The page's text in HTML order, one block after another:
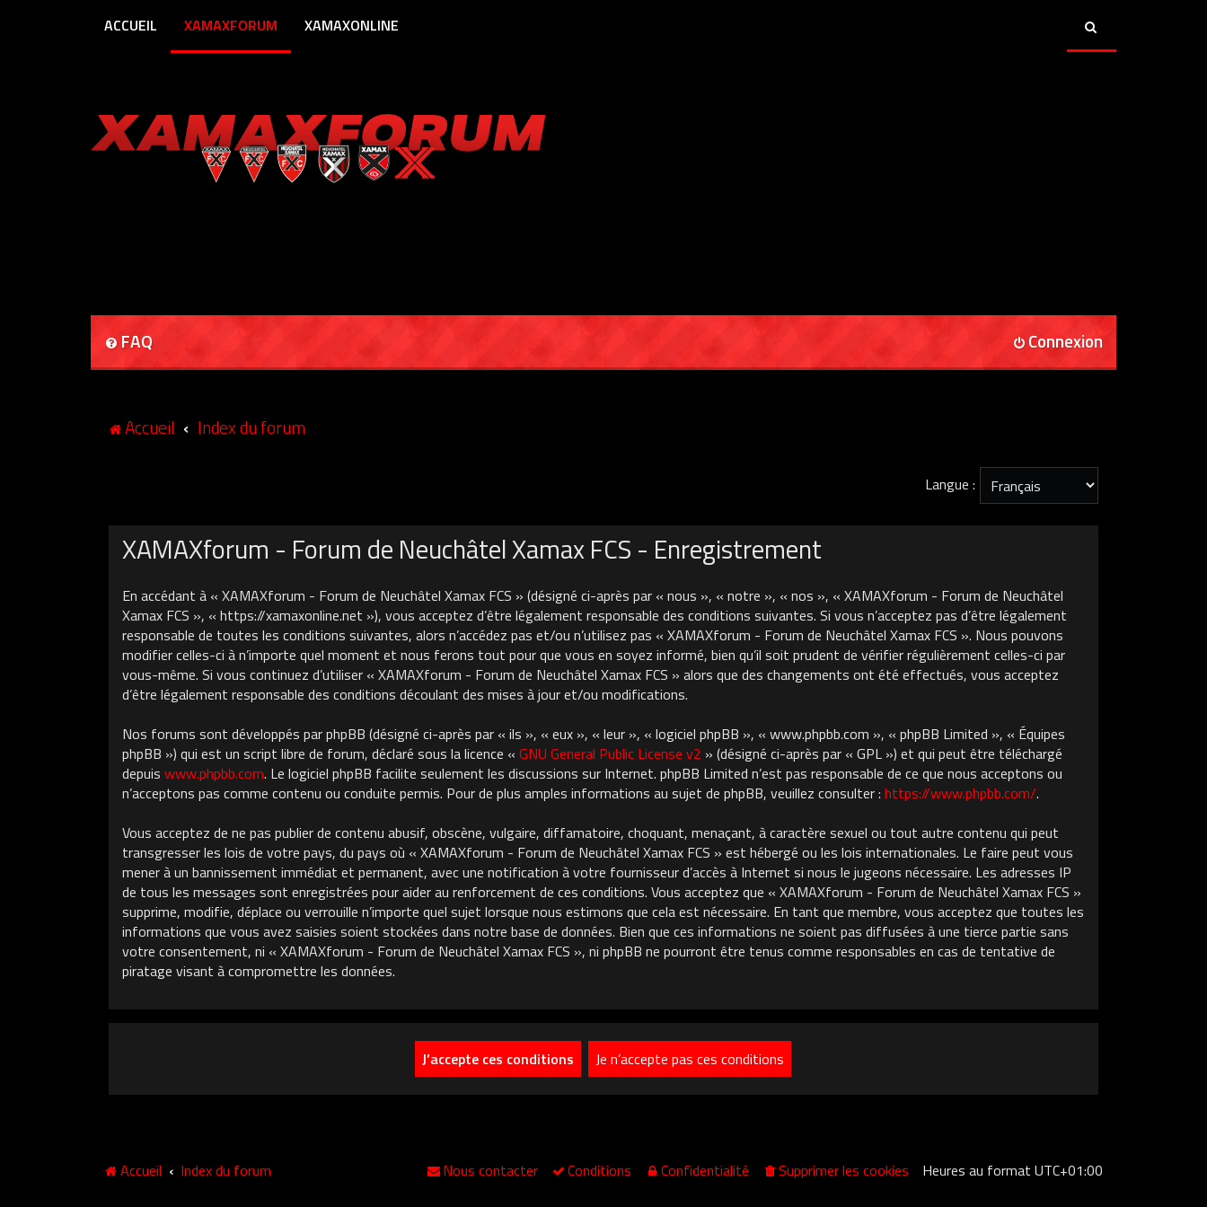
ACCUEIL XAMAXFORUM XAMAXONLINE
FAQ Connexion
Accueil Index du forum
Langue :
XAMAXforum - Forum de Neuchâtel Xamax FCS - Enregistrement
En accédant à « XAMAXforum - Forum de Neuchâtel Xamax FCS » (désigné ci-après par « nous », « notre », « nos », « XAMAXforum - Forum de Neuchâtel
Xamax FCS », « https://xamaxonline.net »), vous acceptez d’être légalement responsable des conditions suivantes. Si vous n’acceptez pas d’être légalement
responsable de toutes les conditions suivantes, alors n’accédez pas et/ou n’utilisez pas « XAMAXforum - Forum de Neuchâtel Xamax FCS ». Nous pouvons
modifier celles-ci à n’importe quel moment et nous ferons tout pour que vous en soyez informé, bien qu’il soit prudent de vérifier régulièrement celles-ci par
vous-même. Si vous continuez d’utiliser « XAMAXforum - Forum de Neuchâtel Xamax FCS » alors que des changements ont été effectués, vous acceptez
d’être légalement responsable des conditions découlant des mises à jour et/ou modifications.
Nos forums sont développés par phpBB (désigné ci-après par « ils », « eux », « leur », « logiciel phpBB », « www.phpbb.com », « phpBB Limited », « Équipes
phpBB ») qui est un script libre de forum, déclaré sous la licence « GNU General Public License v2 » (désigné ci-après par « GPL ») et qui peut être téléchargé
depuis www.phpbb.com. Le logiciel phpBB facilite seulement les discussions sur Internet. phpBB Limited n’est pas responsable de ce que nous acceptons ou
n’acceptons pas comme contenu ou conduite permis. Pour de plus amples informations au sujet de phpBB, veuillez consulter : https://www.phpbb.com/.
Vous acceptez de ne pas publier de contenu abusif, obscène, vulgaire, diffamatoire, choquant, menaçant, à caractère sexuel ou tout autre contenu qui peut
transgresser les lois de votre pays, du pays où « XAMAXforum - Forum de Neuchâtel Xamax FCS » est hébergé ou les lois internationales. Le faire peut vous
mener à un bannissement immédiat et permanent, avec une notification à votre fournisseur d’accès à Internet si nous le jugeons nécessaire. Les adresses IP
de tous les messages sont enregistrées pour aider au renforcement de ces conditions. Vous acceptez que « XAMAXforum - Forum de Neuchâtel Xamax FCS »
supprime, modifie, déplace ou verrouille n’importe quel sujet lorsque nous estimons que cela est nécessaire. En tant que membre, vous acceptez que toutes les
informations que vous avez saisies soient stockées dans notre base de données. Bien que ces informations ne soient pas diffusées à une tierce partie sans
votre consentement, ni « XAMAXforum - Forum de Neuchâtel Xamax FCS », ni phpBB ne pourront être tenus comme responsables en cas de tentative de
piratage visant à compromettre les données.
Accueil Index du forum Heures au formatUTC+01:00
Supprimer les cookies
Confidentialité
Conditions
Nous contacter